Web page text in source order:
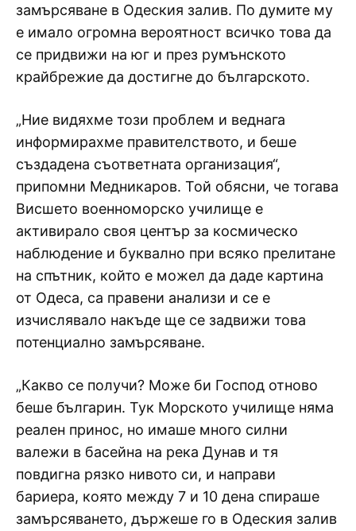
замърсяване в Одеския залив. По думите му
е имало огромна вероятност всичко това да
се придвижи на юг и през румънското
крайбрежие да достигне до българското.
„Ние видяхме този проблем и веднага
информирахме правителството, и беше
създадена съответната организация“,
припомни Медникаров. Той обясни, че тогава
Висшето военноморско училище е
активирало своя център за космическо
наблюдение и буквално при всяко прелитане
на спътник, който е можел да даде картина
от Одеса, са правени анализи и се е
изчислявало накъде ще се задвижи това
потенциално замърсяване.
„Какво се получи? Може би Господ отново
беше българин. Тук Морското училище няма
реален принос, но имаше много силни
валежи в басейна на река Дунав и тя
повдигна рязко нивото си, и направи
бариера, която между 7 и 10 дена спираше
замърсяването, държеше го в Одеския залив